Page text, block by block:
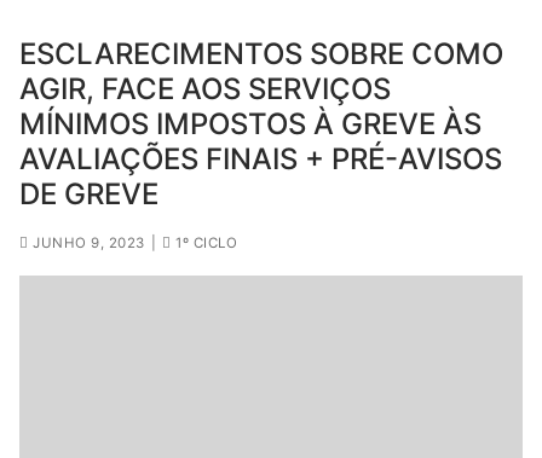
EDUCAÇÃO ESPECIAL
PARTICULAR / IPSS / MISERICÓRDIAS
ENSINO SUPERIOR
ESCLARECIMENTOS SOBRE COMO
AGIR, FACE AOS SERVIÇOS
MÍNIMOS IMPOSTOS À GREVE ÀS
AVALIAÇÕES FINAIS + PRÉ-AVISOS
DE GREVE
JUNHO 9, 2023 1º CICLO